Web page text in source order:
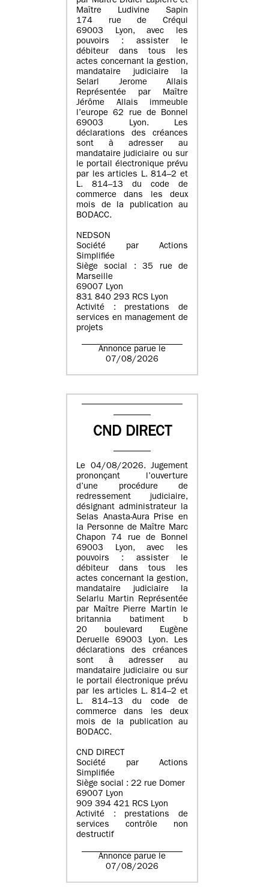
Maître Ludivine Sapin
174 rue de Créqui
69003 Lyon, avec les
pouvoirs : assister le
débiteur dans tous les
actes concernant la gestion,
mandataire judiciaire la
Selarl Jerome Allais
Représentée par Maître
Jérôme Allais immeuble
l’europe 62 rue de Bonnel
69003 Lyon. Les
déclarations des créances
sont à adresser au
mandataire judiciaire ou sur
le portail électronique prévu
par les articles L. 814–2 et
L. 814–13 du code de
commerce dans les deux
mois de la publication au
BODACC.
NEDSON
Société par Actions
Simplifiée
Siège social : 35 rue de
Marseille
69007 Lyon
831 840 293 RCS Lyon
Activité : prestations de
services en management de
projets
Annonce parue le
07/08/2026
CND DIRECT
Le 04/08/2026. Jugement
prononçant l’ouverture
d’une procédure de
redressement judiciaire,
désignant administrateur la
Selas Anasta-Aura Prise en
la Personne de Maître Marc
Chapon 74 rue de Bonnel
69003 Lyon, avec les
pouvoirs : assister le
débiteur dans tous les
actes concernant la gestion,
mandataire judiciaire la
Selarlu Martin Représentée
par Maître Pierre Martin le
britannia batiment b
20 boulevard Eugène
Deruelle 69003 Lyon. Les
déclarations des créances
sont à adresser au
mandataire judiciaire ou sur
le portail électronique prévu
par les articles L. 814–2 et
L. 814–13 du code de
commerce dans les deux
mois de la publication au
BODACC.
CND DIRECT
Société par Actions
Simplifiée
Siège social : 22 rue Domer
69007 Lyon
909 394 421 RCS Lyon
Activité : prestations de
services contrôle non
destructif
Annonce parue le
07/08/2026